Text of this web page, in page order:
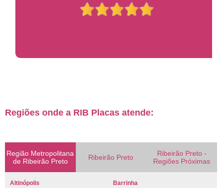
Regiões onde a RIB Placas atende:
Região Metropolitana
de Ribeirão Preto
Ribeirão Preto
Ribeirão Preto -
Regiões Próximas
Altinópolis Barrinha